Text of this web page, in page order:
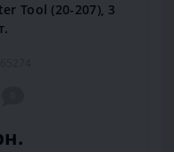
Tool (20-207), 3